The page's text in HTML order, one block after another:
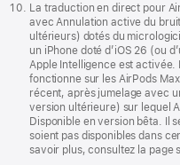
La traduction en direct pour
avec Annulation active du
ultérieurs) dotés du
un iPhone doté d’iOS 26 (ou
Apple Intelligence est
fonctionne sur les AirPods
récent, après jumelage avec
version ultérieure) sur lequel
Disponible en version bêta. Il
soient pas disponibles dans
savoir plus, consultez la page